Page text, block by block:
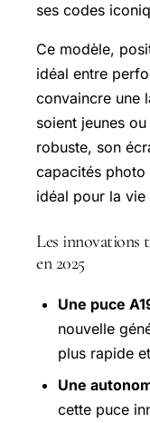
ses codes
Ce modèle,
idéal entre
convaincre une
soient jeunes
robuste, son
capacités photo
idéal pour la
Les innovations
en 2025
Une puce
nouvelle
plus rapide
Une
cette puce